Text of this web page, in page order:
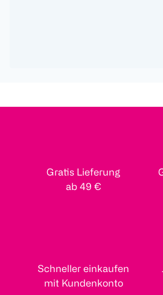
Gratis Lieferung
ab 49 €
Schneller einkaufen
mit Kundenkonto